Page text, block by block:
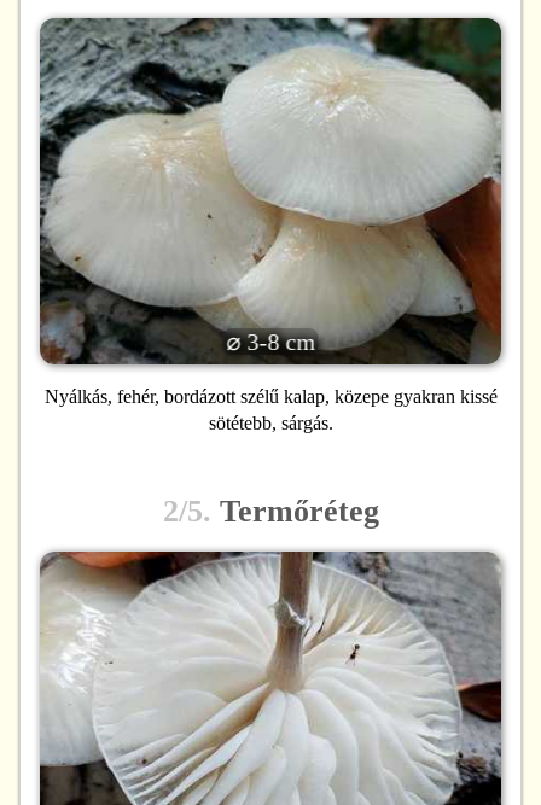
Nyálkás, fehér, bordázott szélű kalap, közepe gyakran kissé
sötétebb, sárgás.
⌀ 3-8 cm
2/5. Termőréteg